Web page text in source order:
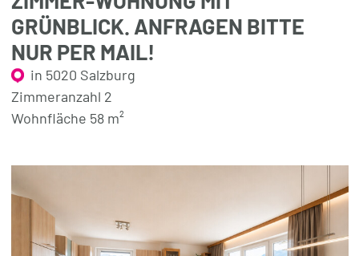
GRÜNBLICK. ANFRAGEN BITTE
NUR PER MAIL!
in 5020 Salzburg
Zimmeranzahl 2
Wohnfläche 58 m²